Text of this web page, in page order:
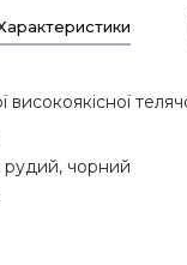
високоякісної
рудий, чорний